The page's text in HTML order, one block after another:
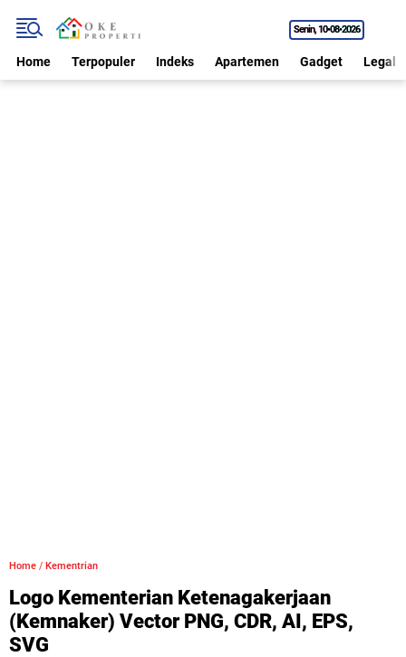
Senin 10•08•2026
Home Terpopuler Indeks Apartemen Gadget Legal
Home / Kementrian
Logo Kementerian Ketenagakerjaan
(Kemnaker) Vector PNG, CDR, AI, EPS,
SVG